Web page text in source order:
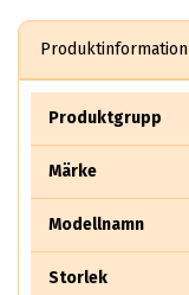
Produktinformation
Produktgrupp
Märke
Modellnamn
Storlek